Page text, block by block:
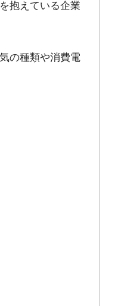
抱えている企業
の種類や消費電